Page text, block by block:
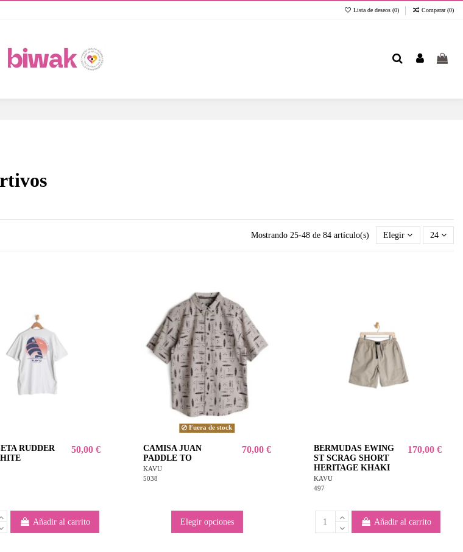
Lista de deseos (0) Comparar (0)
Mostrando 25-48 de 84 artículo(s) Elegir 24
RUDDER
50,00 €
Añadir al carrito
Fuera de stock
CAMISA JUAN
PADDLE TO
KAVU
5038
70,00 €
Elegir opciones
BERMUDAS EWING
ST SCRAG SHORT
HERITAGE KHAKI
KAVU
497
170,00 €
Añadir al carrito